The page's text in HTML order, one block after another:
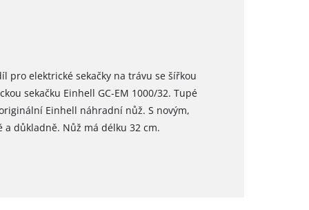
elektrické sekačky na trávu se šířkou
sekačku Einhell GC-EM 1000/32. Tupé
Einhell náhradní nůž. S novým,
a důkladně. Nůž má délku 32 cm.